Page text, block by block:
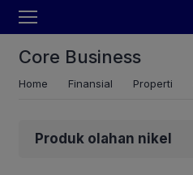
Core Business
Home Finansial Properti
Produk olahan nikel